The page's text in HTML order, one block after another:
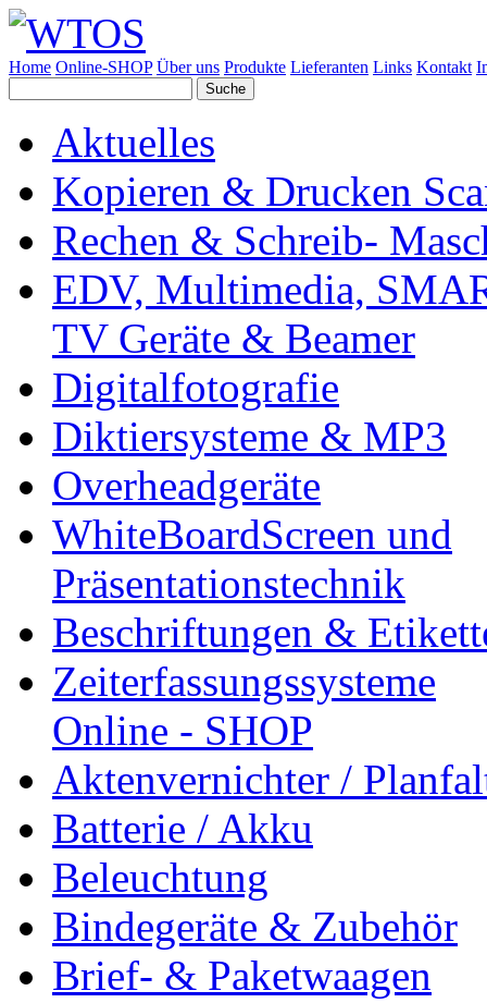
Home Online-SHOP Über uns Produkte Lieferanten Links Kontakt
Aktuelles
Kopieren & Drucken
Rechen & Schreib-
EDV, Multimedia,
TV Geräte & Beamer
Digitalfotografie
Diktiersysteme & MP3
Overheadgeräte
WhiteBoardScreen und
Präsentationstechnik
Beschriftungen &
Zeiterfassungssysteme
Online - SHOP
Aktenvernichter /
Batterie / Akku
Beleuchtung
Bindegeräte & Zubehör
Brief- & Paketwaagen